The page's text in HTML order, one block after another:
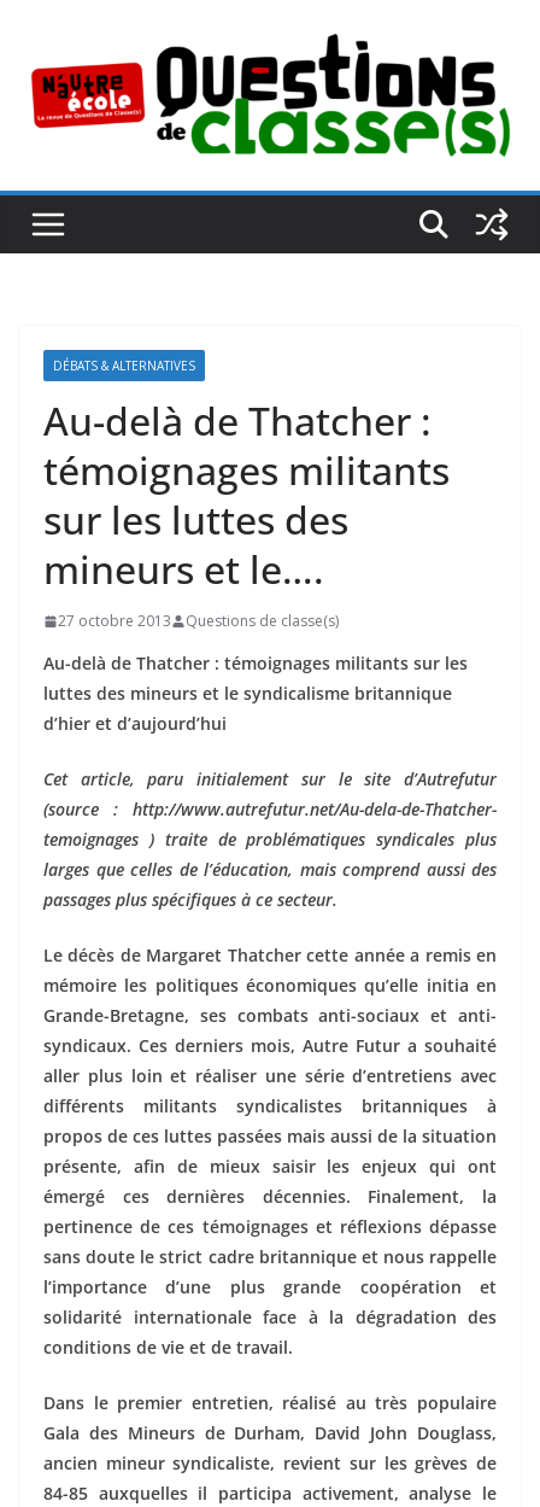
contenu
DÉBATS & ALTERNATIVES
Au-delà de Thatcher :
témoignages militants
sur les luttes des
mineurs et le….
27 octobre 2013 Questions de classe(s)
Au-delà de Thatcher : témoignages militants sur les
luttes des mineurs et le syndicalisme britannique
d’hier et d’aujourd’hui
Cet article, paru initialement sur le site d’Autrefutur
(source : http://www.autrefutur.net/Au-dela-de-Thatcher-
temoignages ) traite de problématiques syndicales plus
larges que celles de l’éducation, mais comprend aussi des
passages plus spécifiques à ce secteur.
Le décès de Margaret Thatcher cette année a remis en
mémoire les politiques économiques qu’elle initia en
Grande-Bretagne, ses combats anti-sociaux et anti-
syndicaux. Ces derniers mois, Autre Futur a souhaité
aller plus loin et réaliser une série d’entretiens avec
différents militants syndicalistes britanniques à
propos de ces luttes passées mais aussi de la situation
présente, afin de mieux saisir les enjeux qui ont
émergé ces dernières décennies. Finalement, la
pertinence de ces témoignages et réflexions dépasse
sans doute le strict cadre britannique et nous rappelle
l’importance d’une plus grande coopération et
solidarité internationale face à la dégradation des
conditions de vie et de travail.
Dans le premier entretien, réalisé au très populaire
Gala des Mineurs de Durham, David John Douglass,
ancien mineur syndicaliste, revient sur les grèves de
84-85 auxquelles il participa activement, analyse le